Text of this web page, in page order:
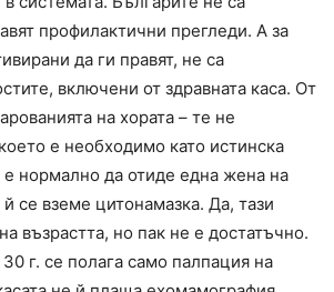
профилактични прегледи. А за
да ги правят, не са
включени от здравната каса. От
на хората – те не
е необходимо като истинска
нормално да отиде една жена на
се вземе цитонамазка. Да, тази
възрастта, но пак не е достатъчно.
г. се полага само палпация на